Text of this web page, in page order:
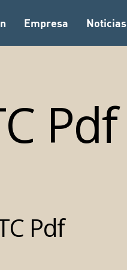
Empresa Noticias
Pdf
Pdf